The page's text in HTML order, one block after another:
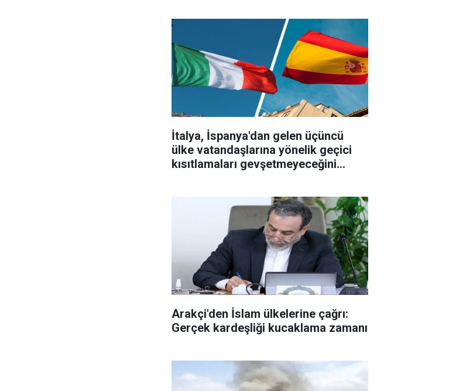
İtalya, İspanya'dan gelen üçüncü
ülke vatandaşlarına yönelik geçici
kısıtlamaları gevşetmeyeceğini
Arakçi'den İslam ülkelerine çağrı:
Gerçek kardeşliği kucaklama zamanı